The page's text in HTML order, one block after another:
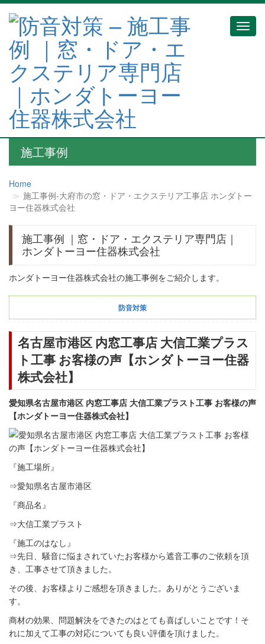
施工事例
Home
施工事例‐大府市の窓・ドア・エクステリア工事店 ホンダトー
ヨー住器株式会社
施工事例 ｜窓・ドア・エクステリア専門店｜
ホンダトーヨー住器株式会社
ホンダトーヨー住器株式会社の施工事例をご紹介します。
防音対策
名古屋市港区 内窓工事店 大信工業プラス
ト工事 お客様の声【ホンダトーヨー住器
株式会社】
愛知県名古屋市港区 内窓工事店 大信工業プラスト工事 お客様の声
【ホンダトーヨー住器株式会社】
『施工場所』
⇒愛知県名古屋市港区
『商品名』
⇒大信工業プラスト
『施工のはなし』
⇒先日、騒音に悩まされていたお客様から遮音工事のご依頼を頂
き、工事させて頂きました。
その後、お客様よりご感想を頂きました。ありがとうございま
す。
商材の効果、問題解決をできたのはとても喜ばしいことです！そ
れに加えて工事の対応についても良い評価を頂けました。